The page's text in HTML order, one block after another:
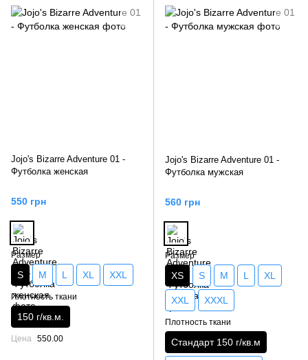
Jojo's Bizarre Adventure 01 -
Футболка женская
550 грн
Размер
S M L XL XXL
Плотность ткани
150 г/кв.м.
Цена 550.00
Jojo's Bizarre Adventure 01 -
Футболка мужская
560 грн
Размер
XS S M L XL
XXL XXXL
Плотность ткани
Стандарт 150 г/кв.м